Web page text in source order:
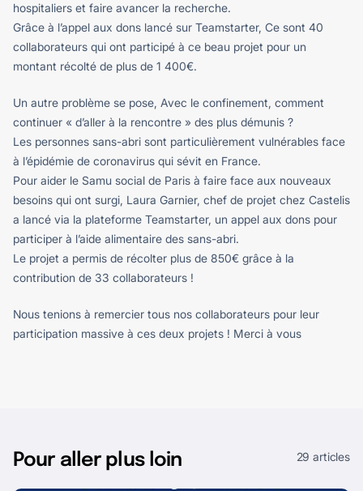
hospitaliers et faire avancer la recherche.
Grâce à l’appel aux dons lancé sur Teamstarter, Ce sont 40
collaborateurs qui ont participé à ce beau projet pour un
montant récolté de plus de 1 400€.
Un autre problème se pose, Avec le confinement, comment
continuer « d’aller à la rencontre » des plus démunis ?
Les personnes sans-abri sont particulièrement vulnérables face
à l’épidémie de coronavirus qui sévit en France.
Pour aider le Samu social de Paris à faire face aux nouveaux
besoins qui ont surgi, Laura Garnier, chef de projet chez Castelis
a lancé via la plateforme Teamstarter, un appel aux dons pour
participer à l’aide alimentaire des sans-abri.
Le projet a permis de récolter plus de 850€ grâce à la
contribution de 33 collaborateurs !
Nous tenions à remercier tous nos collaborateurs pour leur
participation massive à ces deux projets ! Merci à vous
Pour aller plus loin 29 articles